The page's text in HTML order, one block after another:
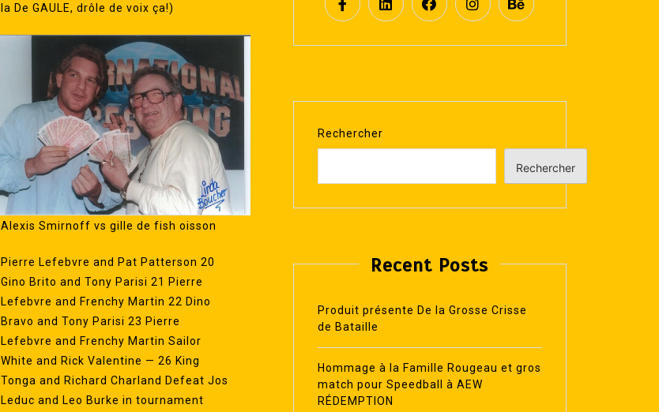
la De GAULE, drôle de voix ça!)
Alexis Smirnoff vs gille de fish oisson
Pierre Lefebvre and Pat Patterson 20
Gino Brito and Tony Parisi 21 Pierre
Lefebvre and Frenchy Martin 22 Dino
Bravo and Tony Parisi 23 Pierre
Lefebvre and Frenchy Martin Sailor
White and Rick Valentine — 26 King
Tonga and Richard Charland Defeat Jos
Leduc and Leo Burke in tournament
Rechercher
Rechercher
Recent Posts
Produit présente De la Grosse Crisse
de Bataille
Hommage à la Famille Rougeau et gros
match pour Speedball à AEW
RÉDEMPTION